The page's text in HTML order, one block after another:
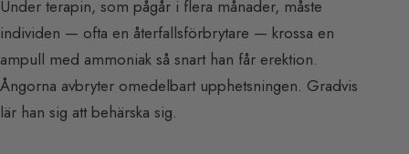
Under terapin, som pågår i flera månader, måste
individen — ofta en återfallsförbrytare — krossa en
ampull med ammoniak så snart han får erektion.
Ångorna avbryter omedelbart upphetsningen. Gradvis
lär han sig att behärska sig.